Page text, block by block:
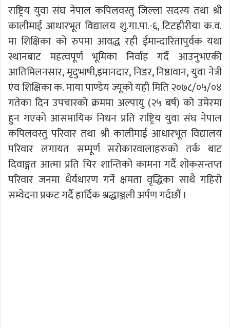
राष्ट्रिय युवा संघ नेपाल कपिलवस्तु जिल्ला सदस्य तथा श्री
कालीमाई आधारभूत विद्यालय शु.गा.पा.-६, टिटहीरीया क.व.
मा शिक्षिका को रुपमा आवद्ध रही ईमान्दारितापुर्वक यथा
स्थानबाट महत्वपूर्ण भूमिका निर्वाह गर्दै आउनुभएकी
आतिमिलनसार, मृदुभाषी,इमानदार, निडर, निष्ठावान, युवा नेत्री
एंव शिक्षिका क. माया पाण्डेय ज्यूको यही मिति २०७८/०५/०४
गतेका दिन उपचारको क्रममा अल्पायु (२५ बर्ष) को उमेरमा
हुन गएको आसमायिक निधन प्रति राष्ट्रिय युवा संघ नेपाल
कपिलवस्तु परिवार तथा श्री कालीमाई आधारभूत विद्यालय
परिवार लगायत सम्पूर्ण सरोकारवालाहरुको तर्क बाट
दिवाङ्गत आत्मा प्रति चिर शान्तिको कामना गर्दै शोकसन्तप्त
परिवार जनमा धैर्यधारण गर्ने क्षमता वृद्धिका साथै गहिरो
सम्वेदना प्रकट गर्दै हार्दिक श्रद्धाञ्जली अर्पण गर्दछौं ।